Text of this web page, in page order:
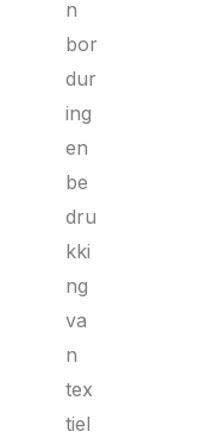
n
bor
dur
ing
en
be
dru
kki
ng
va
n
tex
tiel